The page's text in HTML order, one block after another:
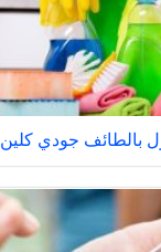
بالطائف جودي كلين